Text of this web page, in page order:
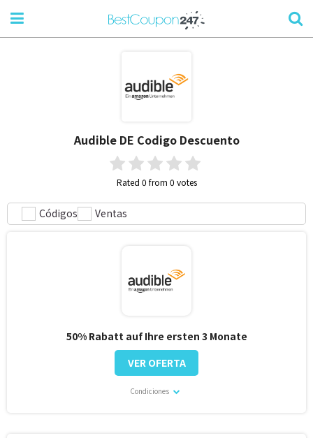
Audible DE Codigo Descuento
Rated 0 from 0 votes
Códigos Ventas
50% Rabatt auf Ihre ersten 3 Monate
Condiciones
VER OFERTA